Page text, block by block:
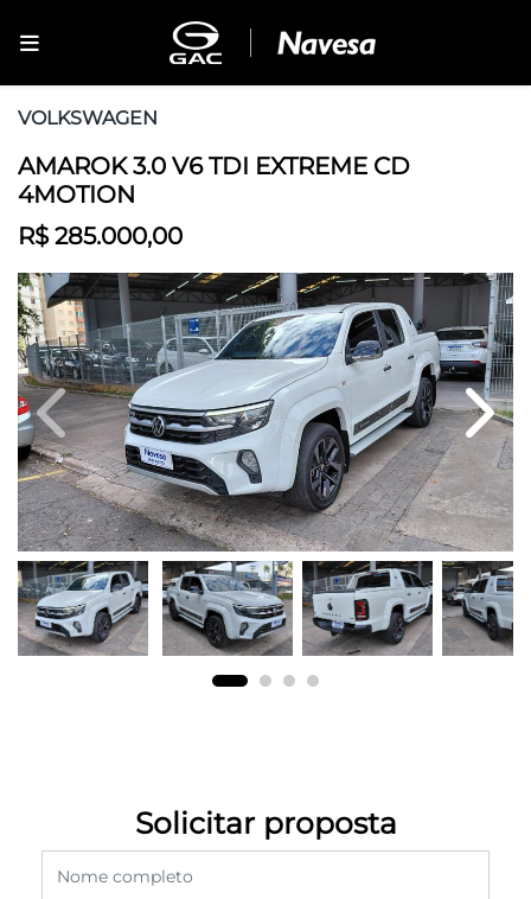
VOLKSWAGEN
AMAROK 3.0 V6 TDI EXTREME CD
4MOTION
R$ 285.000,00
Previous Next
Solicitar proposta